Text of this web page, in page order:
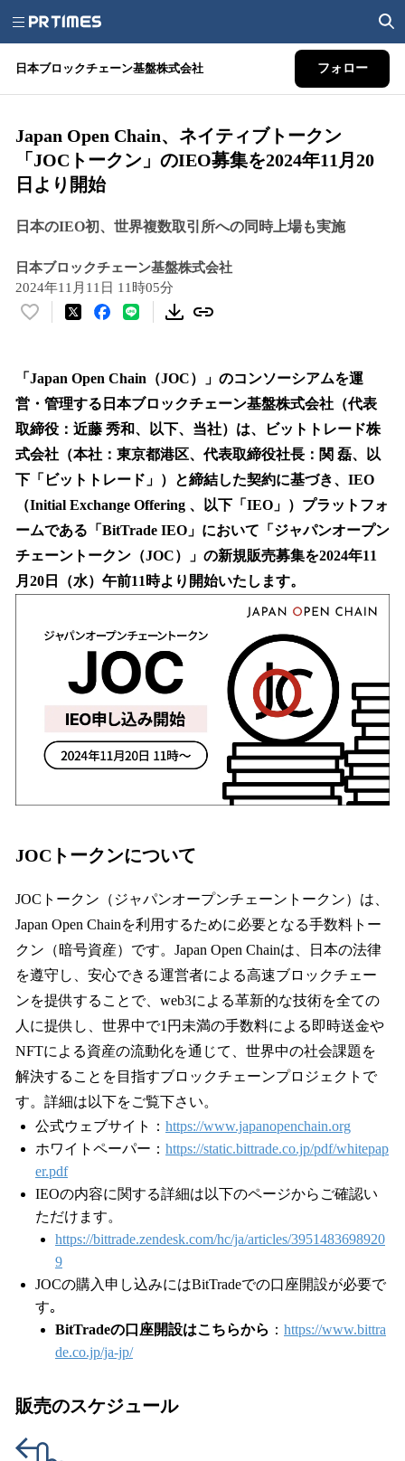
日本ブロックチェーン基盤株式会社 フォロー
Japan Open Chain、ネイティブトークン
「JOCトークン」のIEO募集を2024年11月20
日より開始
日本のIEO初、世界複数取引所への同時上場も実施
日本ブロックチェーン基盤株式会社
2024年11月11日 11時05分
い
！
数
読
み
込
中
で
「Japan Open Chain（JOC）」のコンソーシアムを運
営・管理する日本ブロックチェーン基盤株式会社（代表
取締役：近藤 秀和、以下、当社）は、ビットトレード株
式会社（本社：東京都港区、代表取締役社長：関 磊、以
下「ビットトレード」）と締結した契約に基づき、IEO
（Initial Exchange Offering 、以下「IEO」）プラットフォ
ームである「BitTrade IEO」において「ジャパンオープン
チェーントークン（JOC）」の新規販売募集を2024年11
月20日（水）午前11時より開始いたします。
JOCトークンについて
JOCトークン（ジャパンオープンチェーントークン）は、
Japan Open Chainを利用するために必要となる手数料トー
クン（暗号資産）です。Japan Open Chainは、日本の法律
を遵守し、安心できる運営者による高速ブロックチェー
ンを提供することで、web3による革新的な技術を全ての
人に提供し、世界中で1円未満の手数料による即時送金や
NFTによる資産の流動化を通じて、世界中の社会課題を
解決することを目指すブロックチェーンプロジェクトで
す。詳細は以下をご覧下さい。
公式ウェブサイト： https://www.japanopenchain.org
ホワイトペーパー： https://static.bittrade.co.jp/pdf/whitepap
er.pdf
IEOの内容に関する詳細は以下のページからご確認い
ただけます。
https://bittrade.zendesk.com/hc/ja/articles/3951483698920
9
JOCの購入申し込みにはBitTradeでの口座開設が必要で
す｡
BitTradeの口座開設はこちらから ： https://www.bittra
de.co.jp/ja-jp/
販売のスケジュール